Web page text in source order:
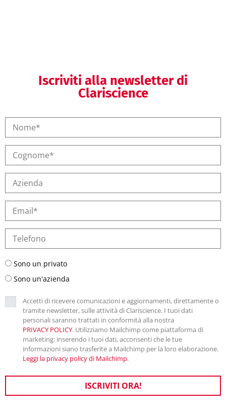
Iscriviti alla newsletter di
Clariscience
Sono un privato
Sono un'azienda
Accetti di ricevere comunicazioni e aggiornamenti, direttamente o
tramite newsletter, sulle attività di Clariscience. I tuoi dati
personali saranno trattati in conformità alla nostra
PRIVACY POLICY. Utilizziamo Mailchimp come piattaforma di
marketing: inserendo i tuoi dati, acconsenti che le tue
informazioni siano trasferite a Mailchimp per la loro elaborazione.
Leggi la privacy policy di Mailchimp.
ISCRIVITI ORA!